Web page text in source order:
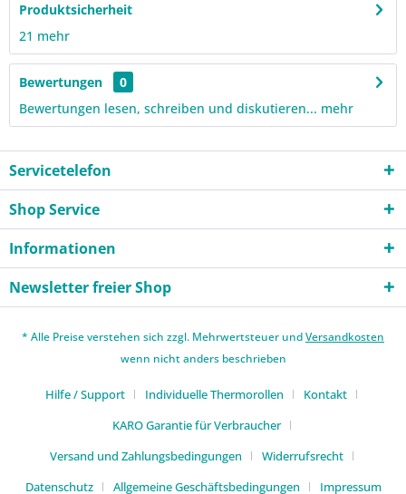
Produktsicherheit
21 mehr
Bewertungen
0
Bewertungen lesen, schreiben und diskutieren... mehr
Servicetelefon
Shop Service
Informationen
Newsletter freier Shop
* Alle Preise verstehen sich zzgl. Mehrwertsteuer undVersandkosten
wenn nicht anders beschrieben
Hilfe / Support Individuelle Thermorollen
Kontakt
KARO Garantie für Verbraucher
Versand und Zahlungsbedingungen
Widerrufsrecht
Datenschutz
Allgemeine Geschäftsbedingungen Impressum